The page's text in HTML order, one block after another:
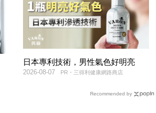
日本專利技術，男性氣色好明亮
PR・三得利健康網路商店
2026-08-07
Recommended by